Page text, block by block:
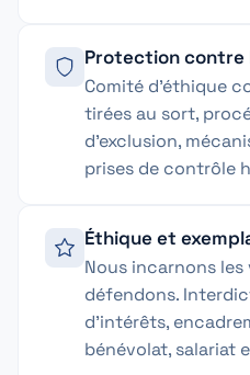
Protection contre
Comité d'éthique
tirées au sort,
d'exclusion,
prises de contrôle
Éthique et
Nous incarnons
défendons.
d'intérêts,
bénévolat, salariat